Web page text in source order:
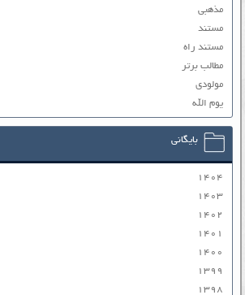
مذهبی
مستند
مستند راه
مطالب برتر
مولودی
یوم الله
بایگانی
۱۴۰۴
۱۴۰۳
۱۴۰۲
۱۴۰۱
۱۴۰۰
۱۳۹۹
۱۳۹۸